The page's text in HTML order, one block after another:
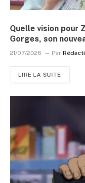
Quelle vision pour
Gorges, son
21/07/2026 Par
LIRE LA SUITE